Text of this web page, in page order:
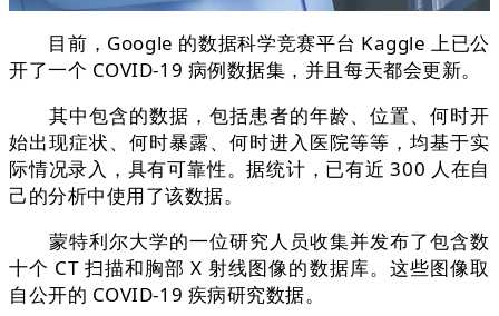
目前，Google 的数据科学竞赛平台 Kaggle 上已公
开了一个 COVID-19 病例数据集，并且每天都会更新。
其中包含的数据，包括患者的年龄、位置、何时开
始出现症状、何时暴露、何时进入医院等等，均基于实
际情况录入，具有可靠性。据统计，已有近 300 人在自
己的分析中使用了该数据。
蒙特利尔大学的一位研究人员收集并发布了包含数
十个 CT 扫描和胸部 X 射线图像的数据库。这些图像取
自公开的 COVID-19 疾病研究数据。